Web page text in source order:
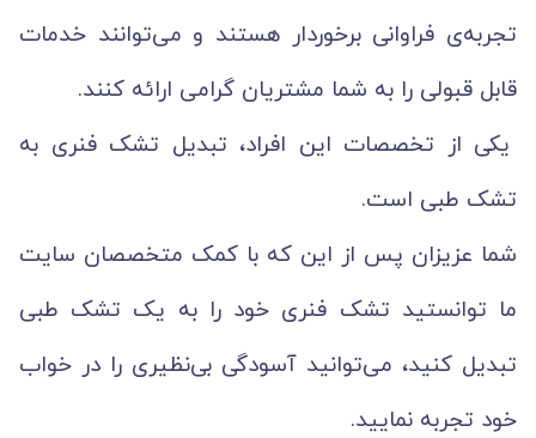
تجربه‌ی فراوانی برخوردار هستند و می‌توانند خدمات
قابل قبولی را به شما مشتریان گرامی ارائه کنند.
یکی از تخصصات این افراد، تبدیل تشک فنری به
تشک طبی است.
شما عزیزان پس از این که با کمک متخصصان سایت
ما توانستید تشک فنری خود را به یک تشک طبی
تبدیل کنید، می‌توانید آسودگی بی‌نظیری را در خواب
خود تجربه نمایید.